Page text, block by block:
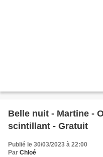
Belle nuit - Martine -
scintillant - Gratuit
Publié le 30/03/2023 à 22:00
Par Chloé